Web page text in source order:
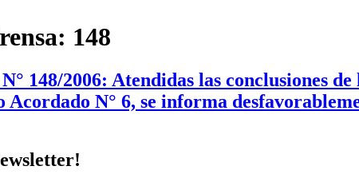
148
148/2006: Atendidas las conclusiones
N° 6, se informa